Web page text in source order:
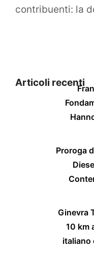
contribuenti: la
Articoli recenti
Proroga
Ginevra
10 km
italiano